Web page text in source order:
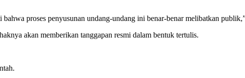
proses penyusunan undang-undang ini benar-benar melibatkan
akan memberikan tanggapan resmi dalam bentuk tertulis.